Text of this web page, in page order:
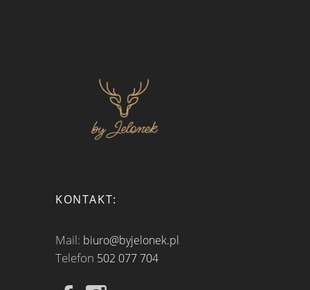
KONTAKT:
Mail: biuro@byjelonek.pl
Telefon 502 077 704